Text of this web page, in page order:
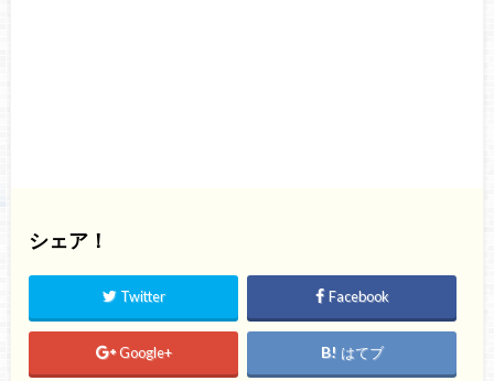
シェア！
Twitter Facebook
Google+ はてブ